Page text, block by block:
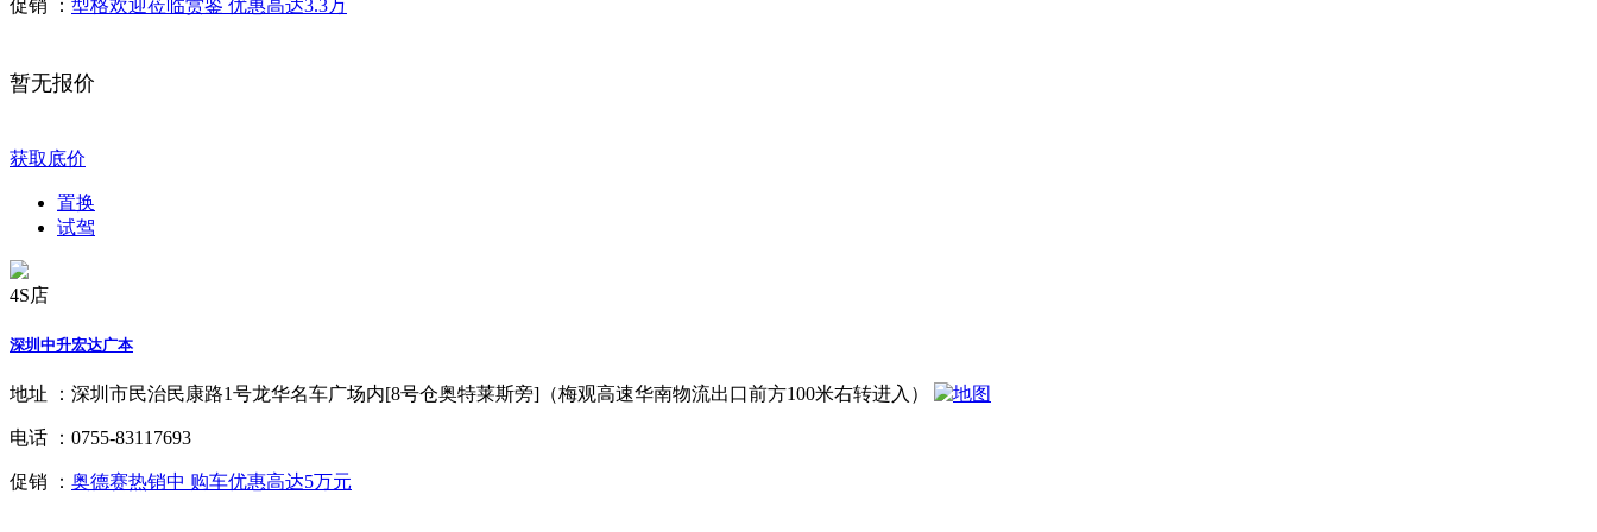
促销 ： 型格欢迎莅临赏鉴 优惠高达3.3万
暂无报价
获取底价
置换
试驾
4S店
深圳中升宏达广本
地址 ： 深圳市民治民康路1号龙华名车广场内[8号仓奥特莱斯旁]（梅观高速华南物流出口前方100米右转进入）
电话 ： 0755-83117693
促销 ： 奥德赛热销中 购车优惠高达5万元